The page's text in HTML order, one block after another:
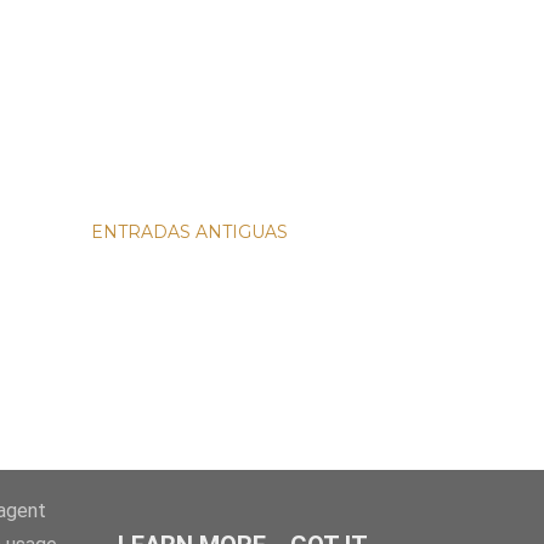
ENTRADAS ANTIGUAS